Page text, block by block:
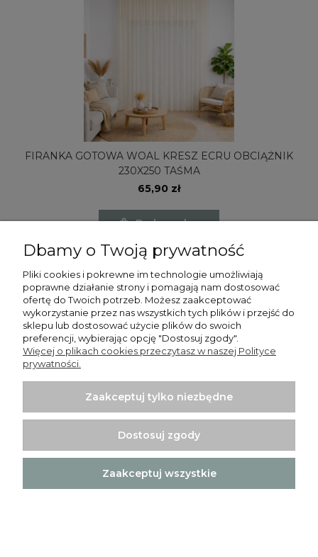
FIRANKA GOTOWA WOAL KRESZ ECRU OBCIĄŻNIK
230X250 TAŚMA
65,90 zł
Do koszyka
FIRANKA GOTOWA WOAL KRESZ ECRU OBCIĄŻNIK
Dbamy o Twoją prywatność
Pliki cookies i pokrewne im technologie umożliwiają
poprawne działanie strony i pomagają nam dostosować
ofertę do Twoich potrzeb. Możesz zaakceptować
wykorzystanie przez nas wszystkich tych plików i przejść do
sklepu lub dostosować użycie plików do swoich
preferencji, wybierając opcję "Dostosuj zgody".
Więcej o plikach cookies przeczytasz w naszej Polityce
prywatności.
Zaakceptuj tylko niezbędne
Dostosuj zgody
Zaakceptuj wszystkie